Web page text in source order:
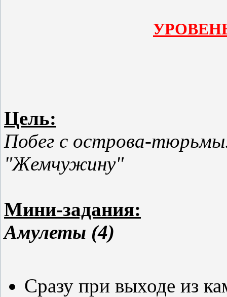
Цель:
Побег с острова-
"Жемчужину"
Мини-задания:
Амулеты (4)
Сразу при выходе из